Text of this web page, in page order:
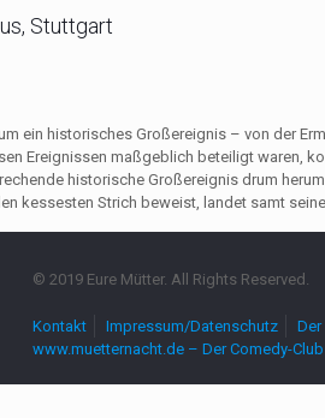
Stuttgart
ein historisches Großereignis – von der
Ereignissen maßgeblich beteiligt waren,
historische Großereignis drum
kessesten Strich beweist, landet samt
© 2019 Eure Mütter. All Rights Reserved.
Kontakt Impressum/Datenschutz
www.muetternacht.de – Der Comedy-Club